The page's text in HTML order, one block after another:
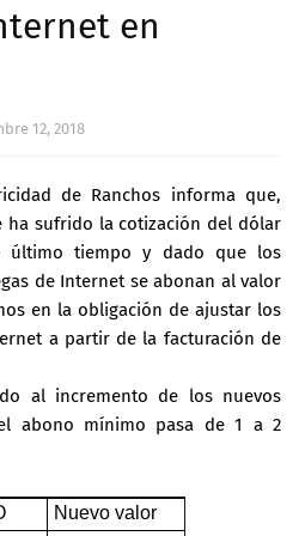
en
12, 2018
de Ranchos informa que,
ha sufrido la cotización del dólar
último tiempo y dado que los
de Internet se abonan al valor
en la obligación de ajustar los
a partir de la facturación de
al incremento de los nuevos
abono mínimo pasa de 1 a 2
Nuevo valor